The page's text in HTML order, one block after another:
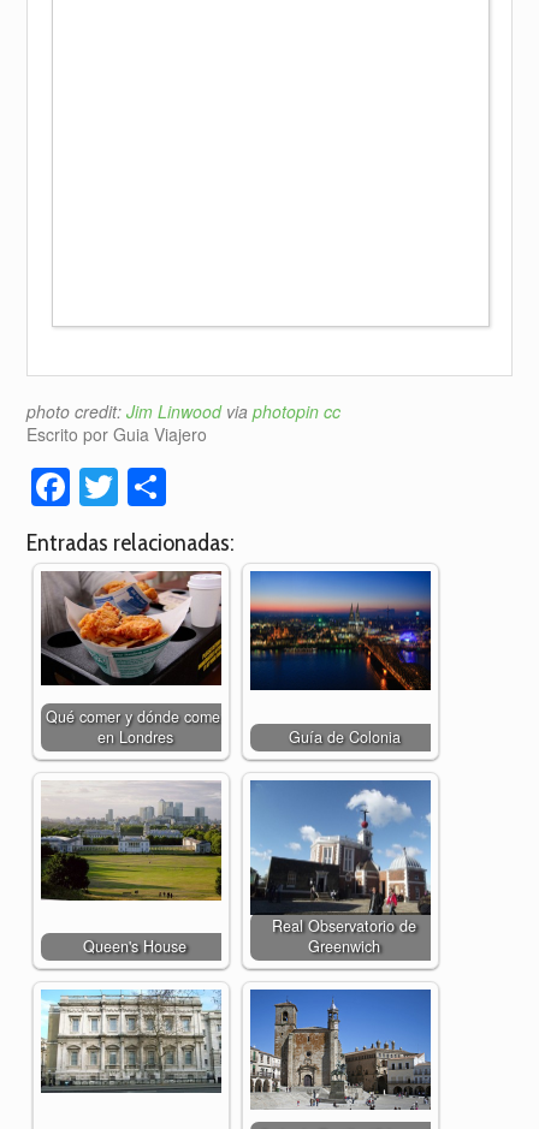
photo credit:Jim Linwoodviaphotopin cc
Escrito por Guia Viajero
Facebook
Twitter
Entradas relacionadas:
Qué comer y dónde comer
en Londres
Guía de Colonia
Queen's House
Real Observatorio de
Greenwich